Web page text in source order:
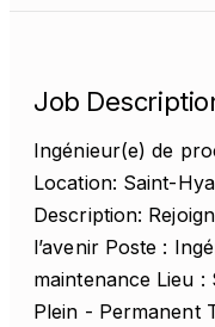
Job
Ingénieur(e) de
Location: Saint-
Description:
l’avenir Poste :
maintenance Lieu
Plein - Permanent